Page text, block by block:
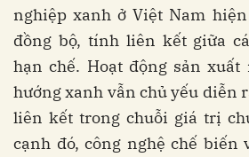
nghiệp xanh ở Việt Nam
đồng bộ, tính liên kết giữa
hạn chế. Hoạt động sản xuất
hướng xanh vẫn chủ yếu diễn
liên kết trong chuỗi giá trị
cạnh đó, công nghệ chế biến